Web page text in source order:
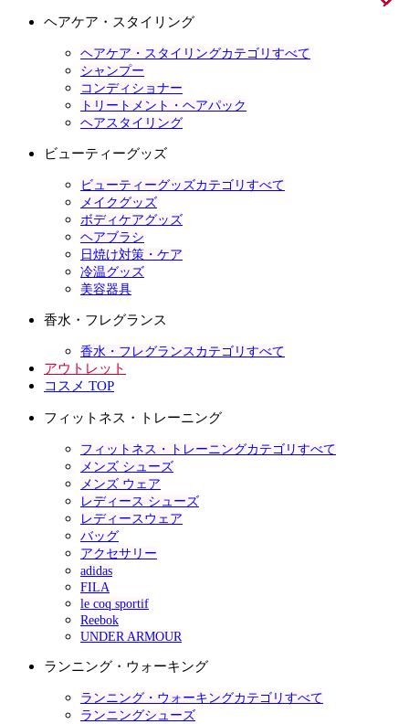
ヘアケア・スタイリング
ヘアケア・スタイリングカテゴリすべて
シャンプー
コンディショナー
トリートメント・ヘアパック
ヘアスタイリング
ビューティーグッズ
ビューティーグッズカテゴリすべて
メイクグッズ
ボディケアグッズ
ヘアブラシ
日焼け対策・ケア
冷温グッズ
美容器具
香水・フレグランス
香水・フレグランスカテゴリすべて
アウトレット
コスメ TOP
フィットネス・トレーニング
フィットネス・トレーニングカテゴリすべて
メンズ シューズ
メンズ ウェア
レディース シューズ
レディースウェア
バッグ
アクセサリー
adidas
FILA
le coq sportif
Reebok
UNDER ARMOUR
ランニング・ウォーキング
ランニング・ウォーキングカテゴリすべて
ランニングシューズ